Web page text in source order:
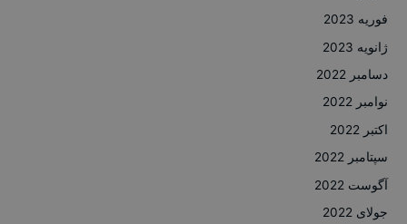
فوریه 2023
ژانویه 2023
دسامبر 2022
نوامبر 2022
اکتبر 2022
سپتامبر 2022
آگوست 2022
جولای 2022